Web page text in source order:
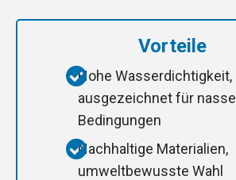
Vorteile
Hohe Wasserdichtigkeit,
ausgezeichnet für nasse
Bedingungen
Nachhaltige Materialien,
umweltbewusste Wahl